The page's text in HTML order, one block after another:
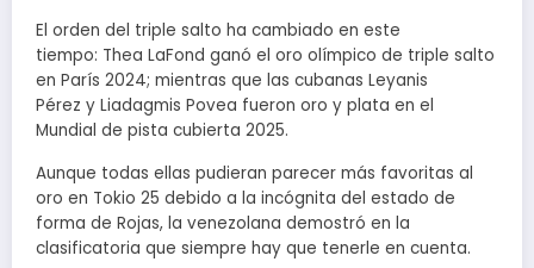
El orden del triple salto ha cambiado en este
tiempo: Thea LaFond ganó el oro olímpico de triple salto
en París 2024; mientras que las cubanas Leyanis
Pérez y Liadagmis Povea fueron oro y plata en el
Mundial de pista cubierta 2025.
Aunque todas ellas pudieran parecer más favoritas al
oro en Tokio 25 debido a la incógnita del estado de
forma de Rojas, la venezolana demostró en la
clasificatoria que siempre hay que tenerle en cuenta.